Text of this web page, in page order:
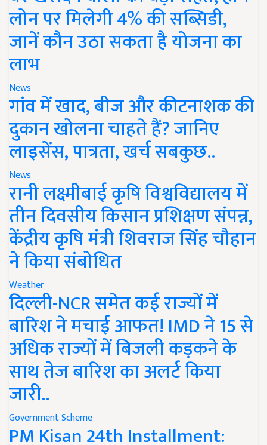
लोन पर मिलेगी 4% की सब्सिडी,
जानें कौन उठा सकता है योजना का
लाभ
News
गांव में खाद, बीज और कीटनाशक की
दुकान खोलना चाहते हैं? जानिए
लाइसेंस, पात्रता, खर्च सबकुछ..
News
रानी लक्ष्मीबाई कृषि विश्वविद्यालय में
तीन दिवसीय किसान प्रशिक्षण संपन्न,
केंद्रीय कृषि मंत्री शिवराज सिंह चौहान
ने किया संबोधित
Weather
दिल्ली-NCR समेत कई राज्यों में
बारिश ने मचाई आफत! IMD ने 15 से
अधिक राज्यों में बिजली कड़कने के
साथ तेज बारिश का अलर्ट किया
जारी..
Government Scheme
PM Kisan 24th Installment: